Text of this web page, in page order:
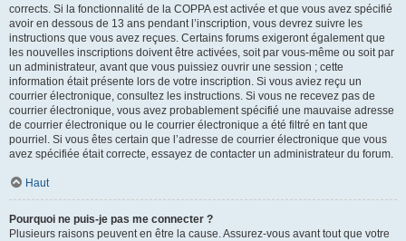
corrects. Si la fonctionnalité de la COPPA est activée et que vous avez spécifié
avoir en dessous de 13 ans pendant l’inscription, vous devrez suivre les
instructions que vous avez reçues. Certains forums exigeront également que
les nouvelles inscriptions doivent être activées, soit par vous-même ou soit par
un administrateur, avant que vous puissiez ouvrir une session ; cette
information était présente lors de votre inscription. Si vous aviez reçu un
courrier électronique, consultez les instructions. Si vous ne recevez pas de
courrier électronique, vous avez probablement spécifié une mauvaise adresse
de courrier électronique ou le courrier électronique a été filtré en tant que
pourriel. Si vous êtes certain que l’adresse de courrier électronique que vous
avez spécifiée était correcte, essayez de contacter un administrateur du forum.
Haut
Pourquoi ne puis-je pas me connecter ?
Plusieurs raisons peuvent en être la cause. Assurez-vous avant tout que votre